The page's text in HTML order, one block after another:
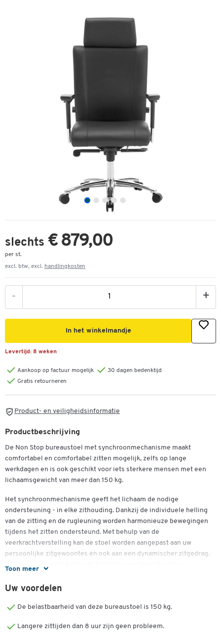
slechts € 879,00
per st.
excl. btw, excl. handlingkosten
- +
In het winkelmandje
Levertijd: 8 weken
Aankoop op factuur mogelijk
30 dagen bedenktijd
Gratis retourneren
Product- en veiligheidsinformatie
Toon meer
Productbeschrijving
De Non Stop bureaustoel met synchroonmechanisme maakt
comfortabel en comfortabel zitten mogelijk, zelfs op lange
werkdagen en is ook geschikt voor iets sterkere mensen met een
lichaamsgewicht van meer dan 150 kg.
Het synchroonmechanisme geeft het lichaam de nodige
ondersteuning - in elke zithouding. Dankzij de individuele helling
van de zitting en de rugleuning worden harmonieuze bewegingen
tijdens het zitten ondersteund. Met behulp van de
veerkrachtverstelling kan de stoel worden aangepast aan uw
persoonlijke zitgewoontes en ook aan een dynamischer zitgedrag.
Door de veerkracht kunt u de kanteling van de rugleuning
voorbeelden. De belasting in de lendenstreek is vaak bijzonder
(up-down in-out) lendesteunmechanisme zitten en uw rug
Uw voordelen
De belastbaarheid van deze bureaustoel is 150 kg.
Langere zittijden dan 8 uur zijn geen probleem.